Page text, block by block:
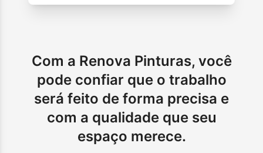
Com a Renova Pinturas, você
pode confiar que o trabalho
será feito de forma precisa e
com a qualidade que seu
espaço merece.